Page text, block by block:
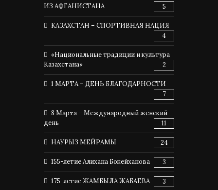
ИЗ АФГАНИСТАНА
5
КАЗАХСТАН – СПОРТИВНАЯ НАЦИЯ
4
«Национальные традиции и культура
Казахстана»
2
1 МАРТА – ДЕНЬ БЛАГОДАРНОСТИ
7
8 Марта – Международный женский
день
11
НАУРЫЗ МЕЙРАМЫ 24
155-летие Алихана Бокейханова 3
175-летие ЖАМБЫЛА ЖАБАЕВА 3